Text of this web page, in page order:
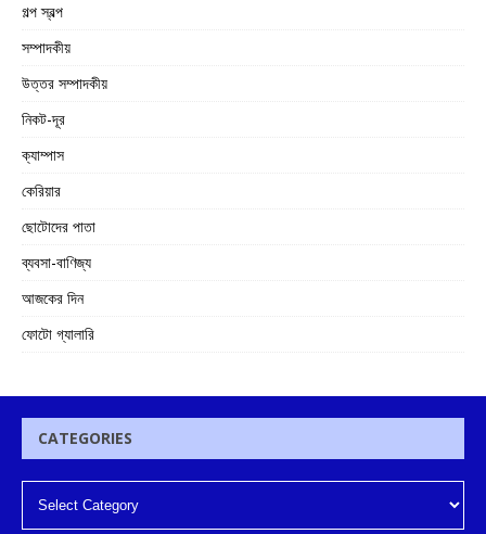
গল্প স্বল্প
সম্পাদকীয়
উত্তর সম্পাদকীয়
নিকট-দূর
ক্যাম্পাস
কেরিয়ার
ছোটোদের পাতা
ব্যবসা-বাণিজ্য
আজকের দিন
ফোটো গ্যালারি
CATEGORIES